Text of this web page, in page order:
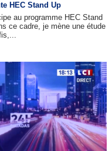
HEC Stand Up
au programme HEC Stand
ce cadre, je mène une étude